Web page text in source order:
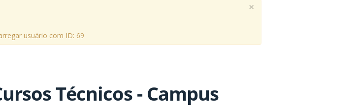
×
usuário com ID: 69
Técnicos - Campus